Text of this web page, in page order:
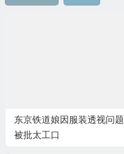
东京铁道娘因服装透视问题
被批太工口